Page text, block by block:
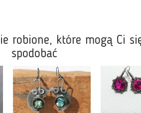
robione, które mogą Ci
spodobać